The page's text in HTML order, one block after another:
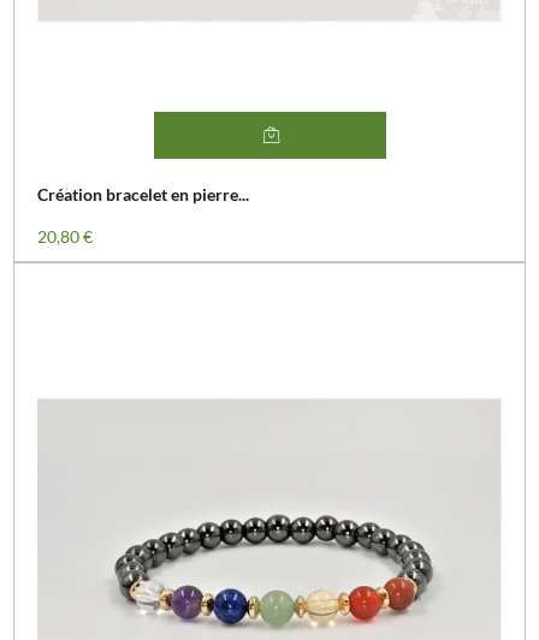
Création bracelet en pierre...
Prix
20,80 €